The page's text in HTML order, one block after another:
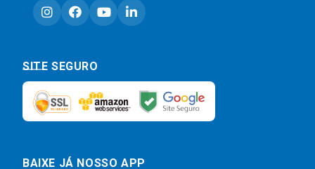
SITE SEGURO
BAIXE JÁ NOSSO APP